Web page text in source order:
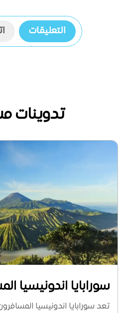
التعليقات
تدوينات
سورابايا اندونيسيا
تعد سورابايا اندونيسيا